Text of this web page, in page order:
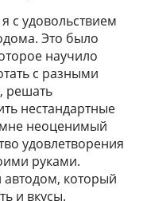
с удовольствием
Это было
научило
с разными
решать
нестандартные
неоценимый
удовлетворения
руками.
автодом, который
и вкусы.